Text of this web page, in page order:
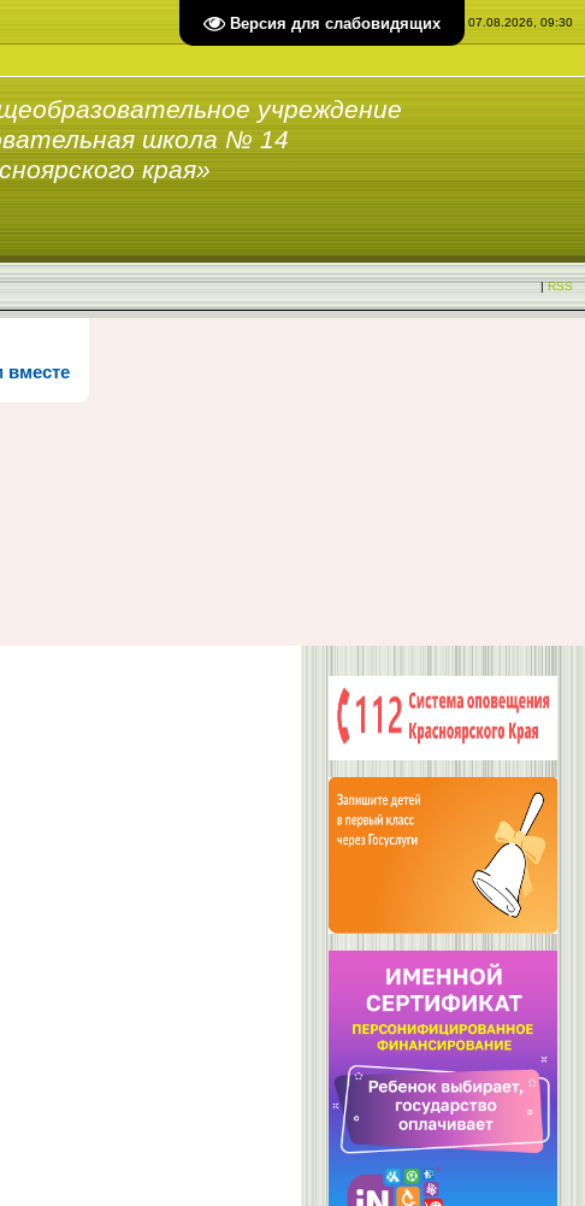
Версия для слабовидящихПятница, 07.08.2026, 09:30
учреждение
школа № 14
края»
|RSS
вместе